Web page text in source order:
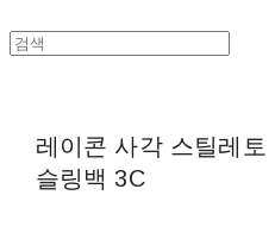
레이콘 사각 스틸레토
슬링백 3C